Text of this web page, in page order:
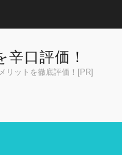
口評価！
リットを徹底評価！[PR]